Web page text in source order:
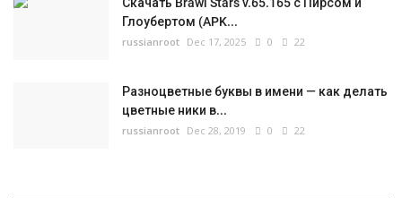
Глоубертом (APK...
russianroot Dec 17, 2025 0 22
Разноцветные буквы в имени — как делать
цветные ники в...
russianroot Dec 28, 2019 0 22